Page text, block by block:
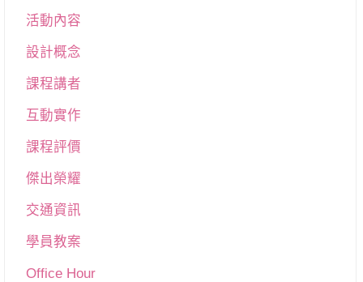
活動內容
設計概念
課程講者
互動實作
課程評價
傑出榮耀
交通資訊
學員教案
Office Hour